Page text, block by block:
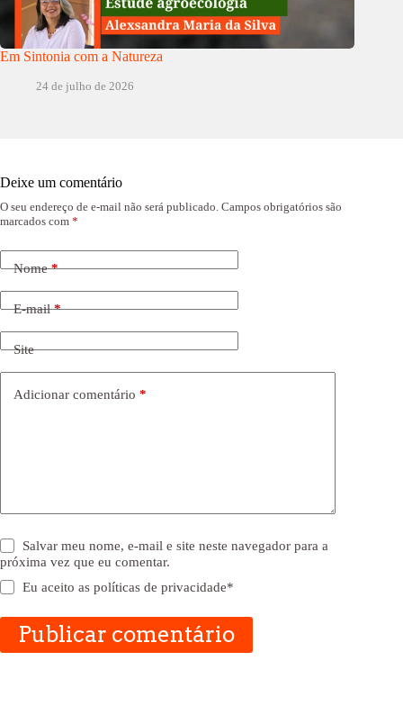
Em Sintonia com a Natureza
24 de julho de 2026
Deixe um comentário
O seu endereço de e-mail não será publicado. Campos obrigatórios são
marcados com *
Nome*
E-mail*
Site
Adicionar comentário *
Salvar meu nome, e-mail e site neste navegador para a
próxima vez que eu comentar.
Eu aceito aspolíticas de privacidade*
Publicar comentário